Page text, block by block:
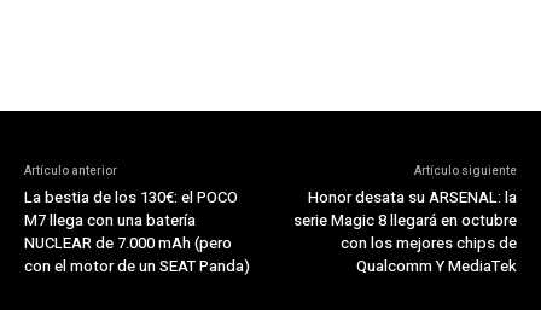
Artículo anterior
La bestia de los 130€: el POCO
M7 llega con una batería
NUCLEAR de 7.000 mAh (pero
con el motor de un SEAT Panda)
Artículo siguiente
Honor desata su ARSENAL: la
serie Magic 8 llegará en octubre
con los mejores chips de
Qualcomm Y MediaTek